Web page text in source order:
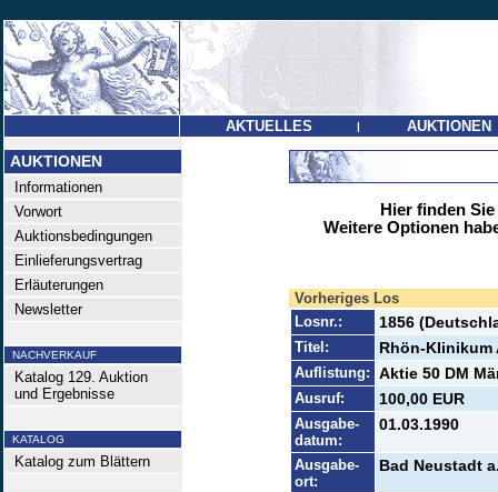
AKTUELLES | AUKTIONEN
AUKTIONEN
Informationen
Vorwort
Auktionsbedingungen
Einlieferungsvertrag
Erläuterungen
Newsletter
NACHVERKAUF
Katalog 129. Auktion
und Ergebnisse
KATALOG
Katalog zum Blättern
Hier finden
Weitere Optionen
Vorheriges Los
Losnr.:
1856
Titel: Rhön-Klinikum
Auflistung: Aktie 50 DM
Ausruf: 100,00 EUR
Ausgabe-
datum:
01.03.1990
Ausgabe-
ort:
Bad Neustadt